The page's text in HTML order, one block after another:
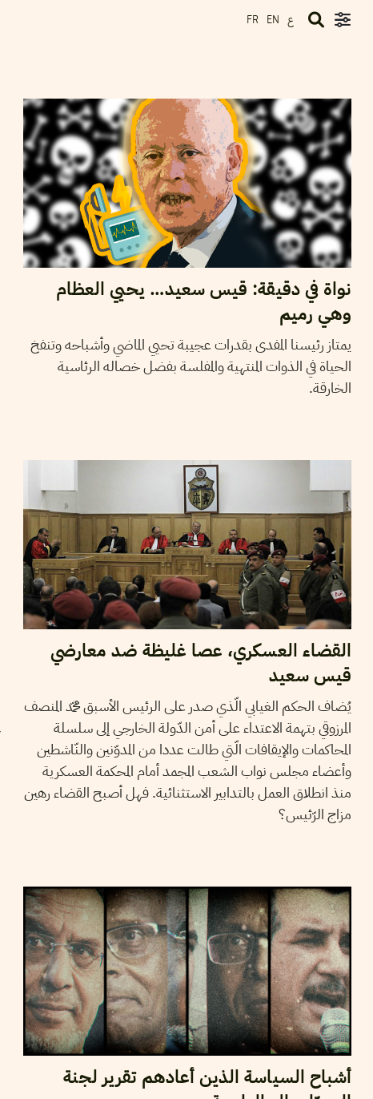
FR EN ع
نواة في دقيقة: قيس سعيد… يحيي العظام
وهي رميم
يمتاز رئيسنا المفدى بقدرات عجيبة تحيي الماضي وأشباحه وتنفخ
الحياة في الذوات المنتهية والمفلسة بفضل خصاله الرئاسية
الخارقة.
القضاء العسكري، عصا غليظة ضد معارضي
قيس سعيد
يُضاف الحكم الغيابي الّذي صدر على الرئيس الأسبق محمّد المنصف
المرزوقي بتهمة الاعتداء على أمن الدّولة الخارجي إلى سلسلة
المحاكمات والإيقافات الّتي طالت عددا من المدوّنين والنّاشطين
وأعضاء مجلس نواب الشعب المجمد أمام المحكمة العسكرية
منذ انطلاق العمل بالتدابير الاستثنائية. فهل أصبح القضاء رهين
مزاج الرّئيس؟
أشباح السياسة الذين أعادهم تقرير لجنة